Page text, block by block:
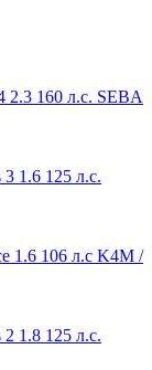
2.3 160 л.с. SEBA
1.6 125 л.с.
1.6 106 л.с K4M /
1.8 125 л.с.